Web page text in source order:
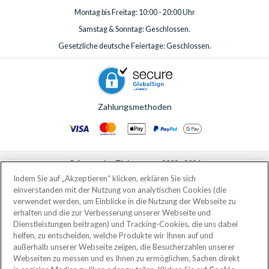
Antiquitäten, griechische Vasen und islamische Kunst bis zu
Möbelstücken der alten französischen Herrscher können Sie
hier tief in die Geschichte einsteigen.
geführte Louvre Tour, bei der Sie bevorzugten Zugang zu
verschiedenen Zimmern erhalten. Und nach Ihrem Besuch
sollten Sie nicht vergessen, dieGlaspyramide
dem Palastgebäude befindet, zu bestaunen und dann
abschließend durch denJardin des Tuileriesbis zum Place de
la Concorde zu schlendern.
Unternehmen Sie eineSeine Bootsfahrt , um die schönsten
Attraktionen der Stadt der Liebe von einem anderen
Blickwinkel zu erleben. Hier entdecken Sie viele Details, wie
zum Beispiel Figuren, die sich unter den vielen Seine-Brücken
befinden, die Sie von den Straßen von Paris aus sonst nicht
erblicken können.
Montag bis Freitag: 10:00 - 20:00 Uhr
Samstag & Sonntag: Geschlossen.
Gesetzliche deutsche Feiertage: Geschlossen.
Zahlungsmethoden
© AttractionTickets.com 2002 - 2026
Eingetragener Firmensitz: 2nd Floor Nucleus House, 2 Lower Mortlake Road,
Richmond, United Kingdom, TW9 2JA.
AttractionTickets.com is a trading name of Attraction Tickets LTD, who are
the owners of UK Trademark Registration Nos. 3427114 and 3427117.
Registered in England with registered number 4390984 and VAT Number
795922965.
Indem Sie auf „Akzeptieren“ klicken, erklären Sie sich
einverstanden mit der Nutzung von analytischen Cookies (die
verwendet werden, um Einblicke in die Nutzung der Webseite zu
erhalten und die zur Verbesserung unserer Webseite und
Dienstleistungen beitragen) und Tracking-Cookies, die uns dabei
helfen, zu entscheiden, welche Produkte wir Ihnen auf und
außerhalb unserer Webseite zeigen, die Besucherzahlen unserer
Webseiten zu messen und es Ihnen zu ermöglichen, Sachen direkt